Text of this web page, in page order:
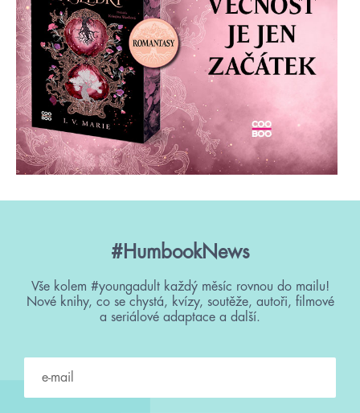
#HumbookNews
Vše kolem #youngadult každý měsíc rovnou do mailu!
Nové knihy, co se chystá, kvízy, soutěže, autoři, filmové
a seriálové adaptace a další.